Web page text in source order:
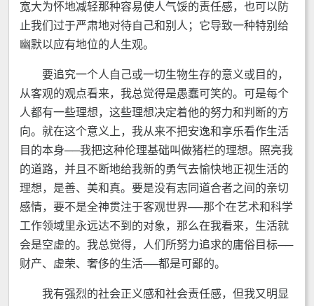
宽大为怀地减轻那种容易使人气馁的责任感，也可以防
止我们过于严肃地对待自己和别人；它导致一种特别给
幽默以应有地位的人生观。
要追究一个人自己或一切生物生存的意义或目的，
从客观的观点看来，我总觉得是愚蠢可笑的。可是每个
人都有一些理想，这些理想决定着他的努力和判断的方
向。就在这个意义上，我从来不把安逸和享乐看作生活
目的本身──我把这种伦理基础叫做猪栏的理想。照亮我
的道路，并且不断地给我新的勇气去愉快地正视生活的
理想，是善、美和真。要是没有志同道合者之间的亲切
感情，要不是全神贯注于客观世界──那个在艺术和科学
工作领域里永远达不到的对象，那么在我看来，生活就
会是空虚的。我总觉得，人们所努力追求的庸俗目标──
财产、虚荣、奢侈的生活──都是可鄙的。
我有强烈的社会正义感和社会责任感，但我又明显